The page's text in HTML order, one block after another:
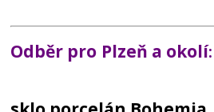
Odběr pro Plzeň a okolí: